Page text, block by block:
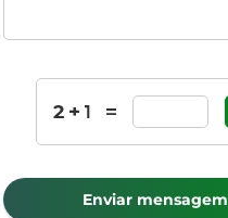
Enviar mensagem